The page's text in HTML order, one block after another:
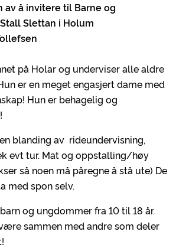
av å invitere til Barne og
Slettan i Holum
på Holar og underviser alle aldre
er en meget engasjert dame med
Hun er behagelig og
blanding av rideundervisning,
evt tur. Mat og oppstalling/høy
så noen må påregne å stå ute) De
med spon selv.
og ungdommer fra 10 til 18 år.
sammen med andre som deler